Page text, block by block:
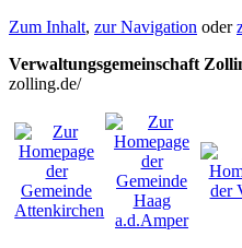
Zum Inhalt, zur Navigation oder
Verwaltungsgemeinschaft
zolling.de/